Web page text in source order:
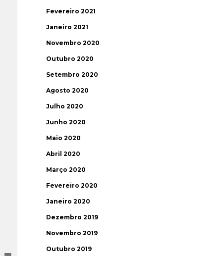
Fevereiro 2021
Janeiro 2021
Novembro 2020
Outubro 2020
Setembro 2020
Agosto 2020
Julho 2020
Junho 2020
Maio 2020
Abril 2020
Março 2020
Fevereiro 2020
Janeiro 2020
Dezembro 2019
Novembro 2019
Outubro 2019